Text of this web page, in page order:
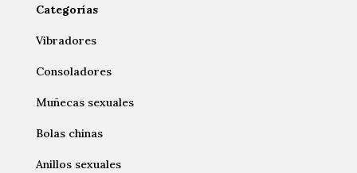
Categorías
Vibradores
Consoladores
Muñecas sexuales
Bolas chinas
Anillos sexuales